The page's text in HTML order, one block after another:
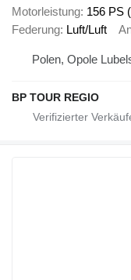
Motorleistung 156 PS
Federung Luft/Luft
Polen, Opole
BP TOUR REGIO